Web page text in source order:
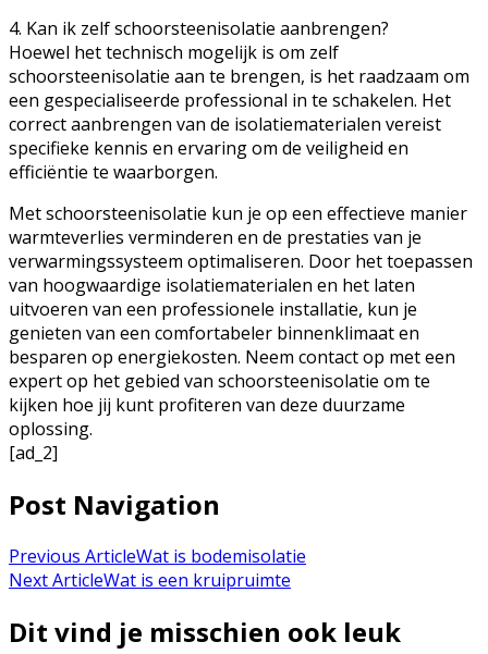
4. Kan ik zelf schoorsteenisolatie aanbrengen?
Hoewel het technisch mogelijk is om zelf
schoorsteenisolatie aan te brengen, is het raadzaam om
een gespecialiseerde professional in te schakelen. Het
correct aanbrengen van de isolatiematerialen vereist
specifieke kennis en ervaring om de veiligheid en
efficiëntie te waarborgen.
Met schoorsteenisolatie kun je op een effectieve manier
warmteverlies verminderen en de prestaties van je
verwarmingssysteem optimaliseren. Door het toepassen
van hoogwaardige isolatiematerialen en het laten
uitvoeren van een professionele installatie, kun je
genieten van een comfortabeler binnenklimaat en
besparen op energiekosten. Neem contact op met een
expert op het gebied van schoorsteenisolatie om te
kijken hoe jij kunt profiteren van deze duurzame
oplossing.
[ad_2]
Post Navigation
Previous ArticleWat is bodemisolatie
Next ArticleWat is een kruipruimte
Dit vind je misschien ook leuk